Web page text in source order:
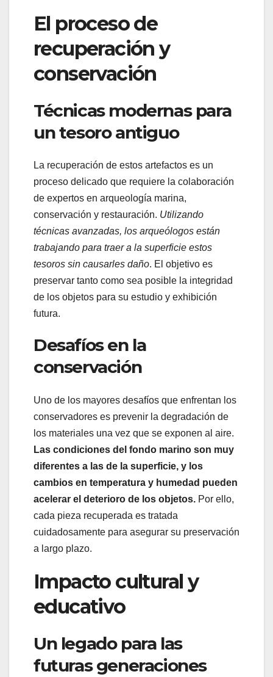
El proceso de
recuperación y
conservación
Técnicas modernas para
un tesoro antiguo
La recuperación de estos artefactos es un
proceso delicado que requiere la colaboración
de expertos en arqueología marina,
conservación y restauración. Utilizando
técnicas avanzadas, los arqueólogos están
trabajando para traer a la superficie estos
tesoros sin causarles daño. El objetivo es
preservar tanto como sea posible la integridad
de los objetos para su estudio y exhibición
futura.
Desafíos en la
conservación
Uno de los mayores desafíos que enfrentan los
conservadores es prevenir la degradación de
los materiales una vez que se exponen al aire.
Las condiciones del fondo marino son muy
diferentes a las de la superficie, y los
cambios en temperatura y humedad pueden
acelerar el deterioro de los objetos. Por ello,
cada pieza recuperada es tratada
cuidadosamente para asegurar su preservación
a largo plazo.
Impacto cultural y
educativo
Un legado para las
futuras generaciones